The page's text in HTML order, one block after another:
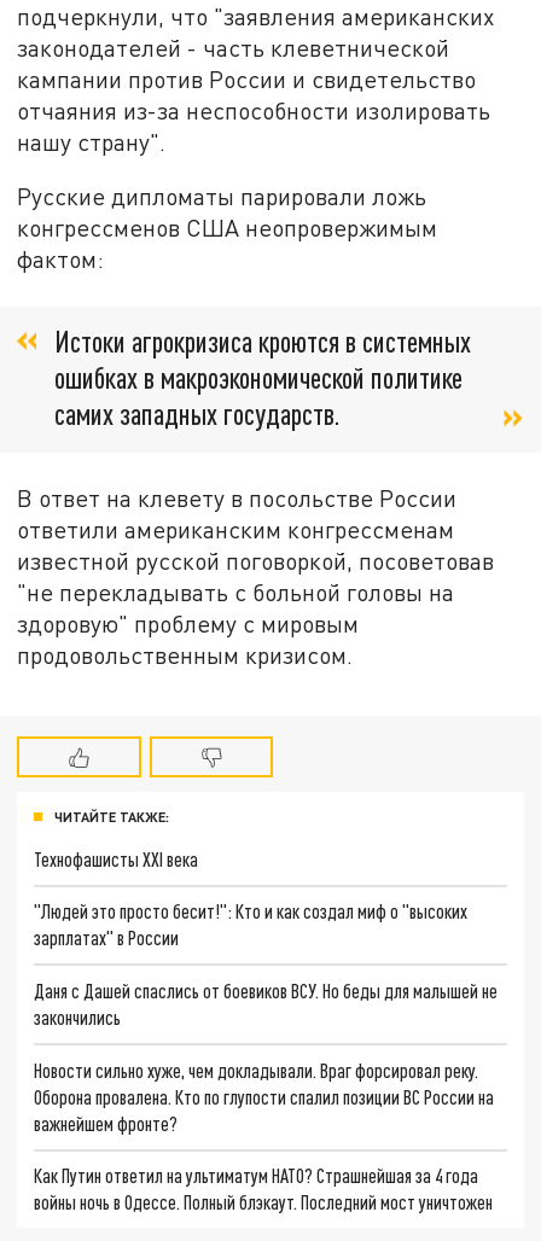
подчеркнули, что "заявления американских
законодателей - часть клеветнической
кампании против России и свидетельство
отчаяния из-за неспособности изолировать
нашу страну".
Русские дипломаты парировали ложь
конгрессменов США неопровержимым
фактом:
Истоки агрокризиса кроются в системных
ошибках в макроэкономической политике
самих западных государств.
В ответ на клевету в посольстве России
ответили американским конгрессменам
известной русской поговоркой, посоветовав
"не перекладывать с больной головы на
здоровую" проблему с мировым
продовольственным кризисом.
ЧИТАЙТЕ ТАКЖЕ:
Технофашисты XXI века
"Людей это просто бесит!": Кто и как создал миф о "высоких
зарплатах" в России
Даня с Дашей спаслись от боевиков ВСУ. Но беды для малышей не
закончились
Новости сильно хуже, чем докладывали. Враг форсировал реку.
Оборона провалена. Кто по глупости спалил позиции ВС России на
важнейшем фронте?
Как Путин ответил на ультиматум НАТО? Страшнейшая за 4 года
войны ночь в Одессе. Полный блэкаут. Последний мост уничтожен